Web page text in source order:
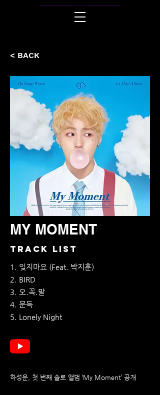
< BACK
MY MOMENT
TRACK LIST
1. 잊지마요 (Feat. 박지훈)
2. BIRD
3. 오.꼭.말
4. 문득
5. Lonely Night
하성운, 첫 번째 솔로 앨범 ‘My Moment’ 공개